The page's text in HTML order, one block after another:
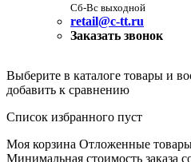
Сб-Вс выходной
retail@c-tt.ru
Заказать звонок
Выберите в каталоге товары и
добавить к сравнению
Список избранного пуст
Моя корзина Отложенные
Минимальная стоимость заказа